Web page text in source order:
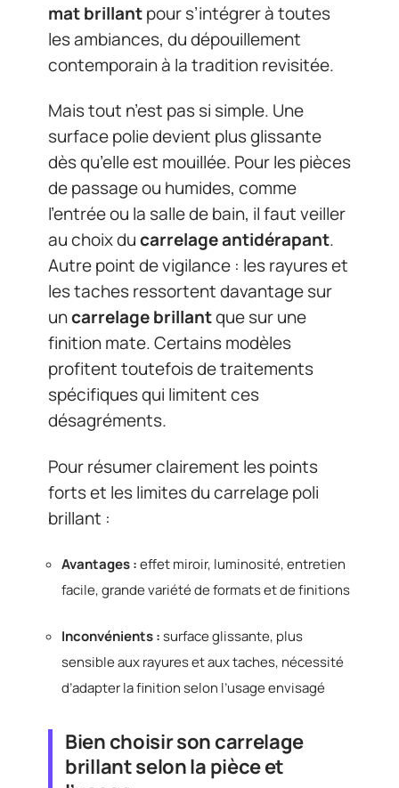
mat brillantpour s’intégrer à toutes
les ambiances, du dépouillement
contemporain à la tradition revisitée.
Mais tout n’est pas si simple. Une
surface polie devient plus glissante
dès qu’elle est mouillée. Pour les pièces
de passage ou humides, comme
l’entrée ou la salle de bain, il faut veiller
au choix ducarrelage antidérapant.
Autre point de vigilance : les rayures et
les taches ressortent davantage sur
uncarrelage brillantque sur une
finition mate. Certains modèles
profitent toutefois de traitements
spécifiques qui limitent ces
désagréments.
Pour résumer clairement les points
forts et les limites du carrelage poli
brillant :
Avantages :effet miroir, luminosité, entretien
facile, grande variété de formats et de finitions
Inconvénients :surface glissante, plus
sensible aux rayures et aux taches, nécessité
d’adapter la finition selon l’usage envisagé
Bien choisir son carrelage
brillant selon la pièce et